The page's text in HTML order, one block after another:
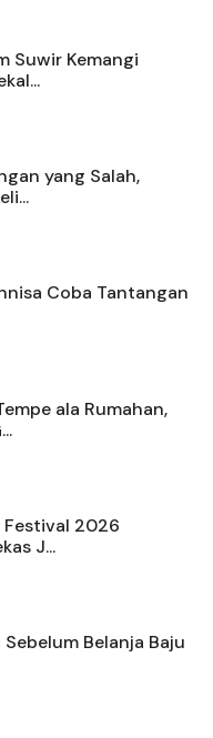
Suwir Kemangi
yang Salah,
Coba Tantangan
ala Rumahan,
Festival 2026
J...
Belanja Baju